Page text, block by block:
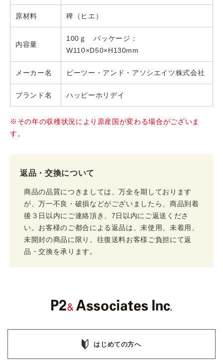
原材料 稗（ヒエ）
内容量
100ｇ パッケージ：
W110×D50×H130mm
メーカー名 ピーツー・アンド・アソシエイツ株式会社
ブランド名 ハッピーホリデイ
※その年の収穫状況により原産国が変わる場合がございま
す。
返品・交換について
商品の品質につきましては、万全を期しております
が、万一不良・破損などがございましたら、商品到着
後３日以内にご連絡頂き、7日以内にご返送くださ
い。お客様のご都合による返品は、未使用、未着用、
未開封の商品に限り、往復送料お客様ご負担にて返
品・交換を承ります。
はじめての方へ